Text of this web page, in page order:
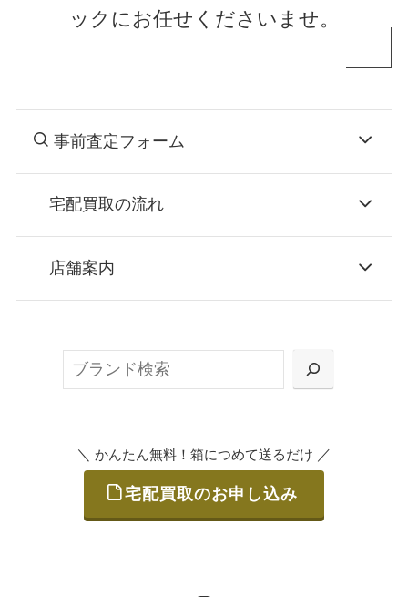
ックにお任せくださいませ。
事前査定フォーム
宅配買取の流れ
お申込み
または梱包材不要の「集荷申込」からお選び
ご発送
店舗案内
＼ かんたん無料！箱につめて送るだけ ／
宅配買取のお申し込み